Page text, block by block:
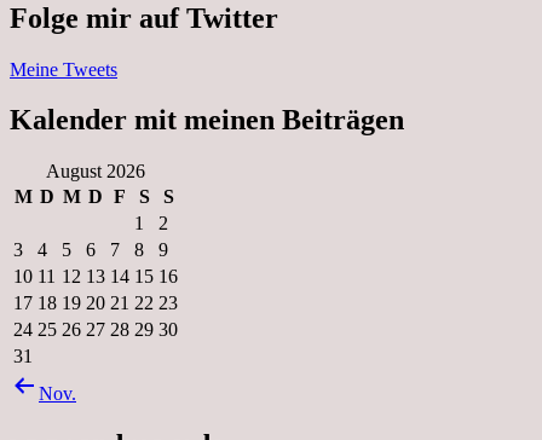
Folge mir auf Twitter
Meine Tweets
Kalender mit meinen Beiträgen
August 2026
M D M D F S
S
1
2
3
4 5 6 7 8
9
10 11 12 13 14 15 16
17 18 19 20 21 22 23
24 25 26 27 28 29 30
31
Nov.